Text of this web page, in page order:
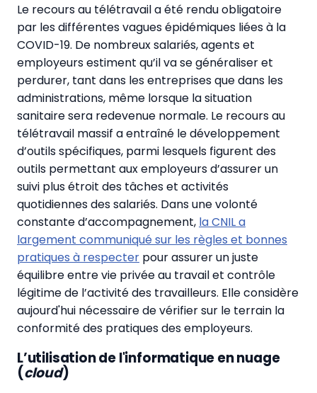
Le recours au télétravail a été rendu obligatoire
par les différentes vagues épidémiques liées à la
COVID-19. De nombreux salariés, agents et
employeurs estiment qu’il va se généraliser et
perdurer, tant dans les entreprises que dans les
administrations, même lorsque la situation
sanitaire sera redevenue normale. Le recours au
télétravail massif a entraîné le développement
d’outils spécifiques, parmi lesquels figurent des
outils permettant aux employeurs d’assurer un
suivi plus étroit des tâches et activités
quotidiennes des salariés. Dans une volonté
constante d’accompagnement, la CNIL a
largement communiqué sur les règles et bonnes
pratiques à respecter pour assurer un juste
équilibre entre vie privée au travail et contrôle
légitime de l’activité des travailleurs. Elle considère
aujourd'hui nécessaire de vérifier sur le terrain la
conformité des pratiques des employeurs.
L’utilisation de l'informatique en nuage
(cloud)